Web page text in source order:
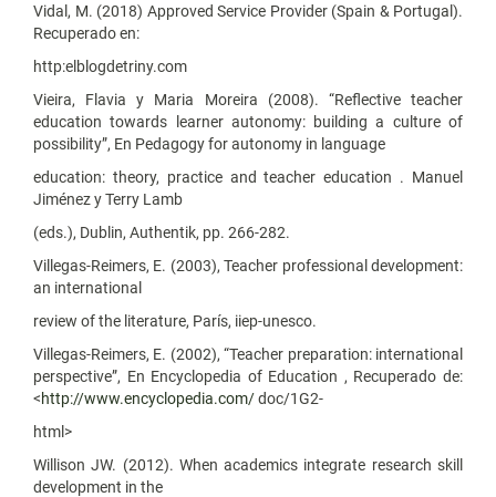
Vidal, M. (2018) Approved Service Provider (Spain & Portugal).
Recuperado en:
http:elblogdetriny.com
Vieira, Flavia y Maria Moreira (2008). “Reflective teacher
education towards learner autonomy: building a culture of
possibility”, En Pedagogy for autonomy in language
education: theory, practice and teacher education . Manuel
Jiménez y Terry Lamb
(eds.), Dublin, Authentik, pp. 266-282.
Villegas-Reimers, E. (2003), Teacher professional development:
an international
review of the literature, París, iiep-unesco.
Villegas-Reimers, E. (2002), “Teacher preparation: international
perspective”, En Encyclopedia of Education , Recuperado de:
<http://www.encyclopedia.com/doc/1G2-
html>
Willison JW. (2012). When academics integrate research skill
development in the